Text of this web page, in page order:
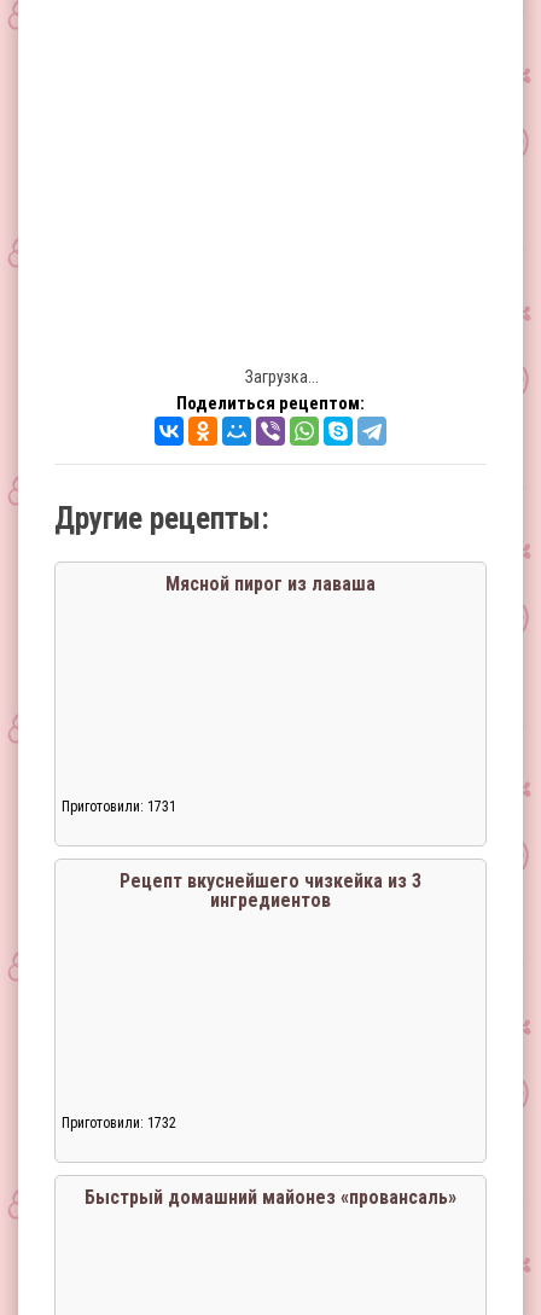
Загрузка...
Поделиться рецептом:
Другие рецепты:
Мясной пирог из лаваша
Приготовили: 1731
Рецепт вкуснейшего чизкейка из 3
ингредиентов
Приготовили: 1732
Быстрый домашний майонез «провансаль»